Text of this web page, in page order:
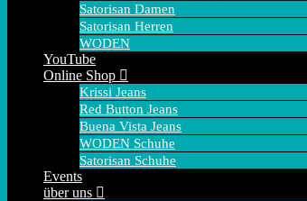
Satorisan Damen
Satorisan Herren
WODEN
YouTube
Online Shop
Krissi Jeans
Red Button Jeans
Buena Vista Jeans
WODEN Schuhe
Satorisan Schuhe
Events
über uns